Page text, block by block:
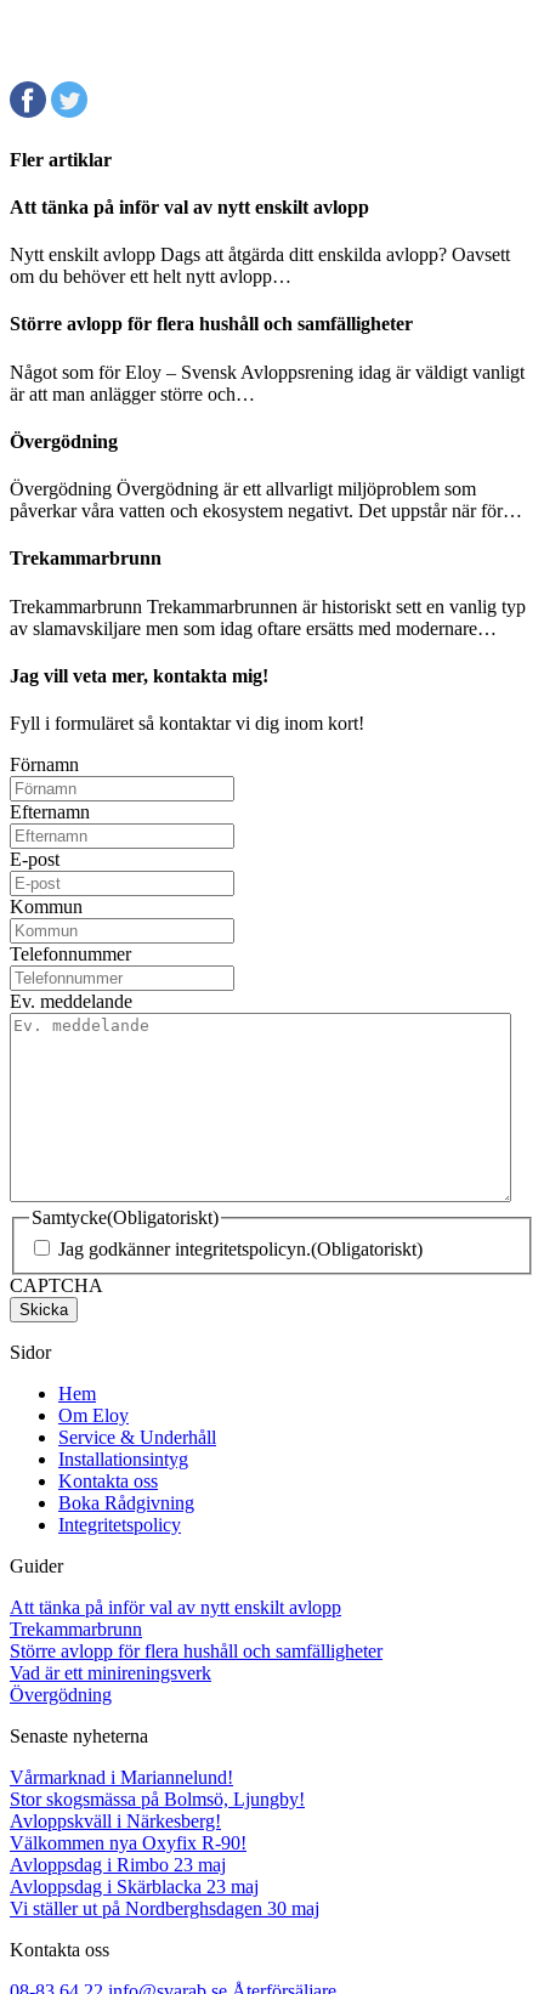
Fler artiklar
Att tänka på inför val av nytt enskilt avlopp
Nytt enskilt avlopp Dags att åtgärda ditt enskilda avlopp? Oavsett
om du behöver ett helt nytt avlopp…
Större avlopp för flera hushåll och samfälligheter
Något som för Eloy – Svensk Avloppsrening idag är väldigt vanligt
är att man anlägger större och…
Övergödning
Övergödning Övergödning är ett allvarligt miljöproblem som
påverkar våra vatten och ekosystem negativt. Det uppstår när för…
Trekammarbrunn
Trekammarbrunn Trekammarbrunnen är historiskt sett en vanlig typ
av slamavskiljare men som idag oftare ersätts med modernare…
Jag vill veta mer, kontakta mig!
Fyll i formuläret så kontaktar vi dig inom kort!
Förnamn
Efternamn
E-post
Kommun
Telefonnummer
Ev. meddelande
Samtycke(Obligatoriskt)
Jag godkänner integritetspolicyn.(Obligatoriskt)
CAPTCHA
Sidor
Hem
Om Eloy
Service & Underhåll
Installationsintyg
Kontakta oss
Boka Rådgivning
Integritetspolicy
Guider
Att tänka på inför val av nytt enskilt avlopp
Trekammarbrunn
Större avlopp för flera hushåll och samfälligheter
Vad är ett minireningsverk
Övergödning
Senaste nyheterna
Vårmarknad i Mariannelund!
Stor skogsmässa på Bolmsö, Ljungby!
Avloppskväll i Närkesberg!
Välkommen nya Oxyfix R-90!
Avloppsdag i Rimbo 23 maj
Avloppsdag i Skärblacka 23 maj
Vi ställer ut på Nordberghsdagen 30 maj
Kontakta oss